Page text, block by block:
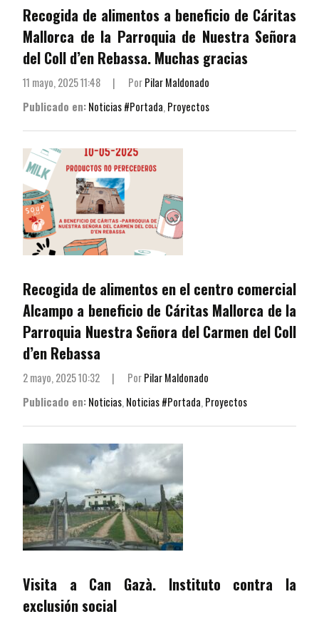
Recogida de alimentos a beneficio de Cáritas
Mallorca de la Parroquia de Nuestra Señora
del Coll d’en Rebassa. Muchas gracias
11 mayo, 2025 11:48 | PorPilar Maldonado
Publicado en:Noticias #Portada, Proyectos
Recogida de alimentos en el centro comercial
Alcampo a beneficio de Cáritas Mallorca de la
Parroquia Nuestra Señora del Carmen del Coll
d’en Rebassa
2 mayo, 2025 10:32 | PorPilar Maldonado
Publicado en:Noticias, Noticias #Portada, Proyectos
Visita a Can Gazà. Instituto contra la
exclusión social